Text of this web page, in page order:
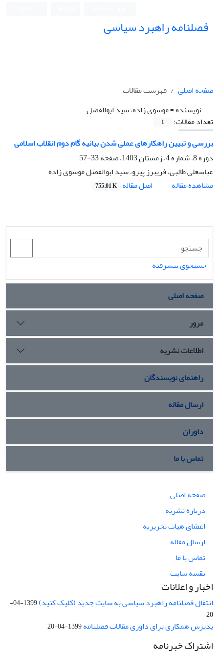
فصلنامه راهبرد سیاسی
صفحه اصلی
فهرست مقالات
نویسنده =موسوی زاده، سید ابوالفضل
تعداد مقالات:
1
بررسی و تبیین راهکارهای عملی شدن بیانیه گام دوم انقلاب اسلامی
دوره 8، شماره 4، زمستان 1403، صفحه
33-57
عباسعلی طالبی، فریبرز پیرو، سید ابوالفضل موسوی زاده
مشاهده مقاله
اصل مقاله 755.01 K
جستجوی پیشرفته
صفحه اصلی
مرور
اطلاعات نشریه
راهنمای نویسندگان
ارسال مقاله
داوران
تماس با ما
صفحه اصلی
درباره نشریه
اعضای هیات تحریریه
ارسال مقاله
تماس با ما
نقشه سایت
اخبار و اعلانات
انتقال فصلنامه راهبرد سیاسی به سایت جدید (کلیک کنید)
1399-04-
20
پذیرش همکاری برای داوری مقالات فصلنامه1399-04-20
اشتراک خبرنامه